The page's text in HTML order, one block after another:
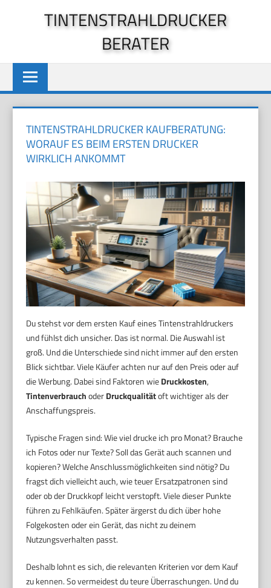
TINTENSTRAHLDRUCKER
BERATER
TINTENSTRAHLDRUCKER KAUFBERATUNG:
WORAUF ES BEIM ERSTEN DRUCKER
WIRKLICH ANKOMMT
Du stehst vor dem ersten Kauf eines Tintenstrahldruckers
und fühlst dich unsicher. Das ist normal. Die Auswahl ist
groß. Und die Unterschiede sind nicht immer auf den ersten
Blick sichtbar. Viele Käufer achten nur auf den Preis oder auf
die Werbung. Dabei sind Faktoren wieDruckkosten,
TintenverbrauchoderDruckqualitätoft wichtiger als der
Anschaffungspreis.
Typische Fragen sind: Wie viel drucke ich pro Monat? Brauche
ich Fotos oder nur Texte? Soll das Gerät auch scannen und
kopieren? Welche Anschlussmöglichkeiten sind nötig? Du
fragst dich vielleicht auch, wie teuer Ersatzpatronen sind
oder ob der Druckkopf leicht verstopft. Viele dieser Punkte
führen zu Fehlkäufen. Später ärgerst du dich über hohe
Folgekosten oder ein Gerät, das nicht zu deinem
Nutzungsverhalten passt.
Deshalb lohnt es sich, die relevanten Kriterien vor dem Kauf
zu kennen. So vermeidest du teure Überraschungen. Und du